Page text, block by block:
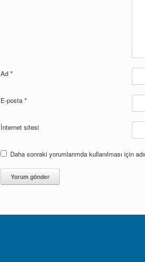
Ad *
E-posta *
İnternet sitesi
Daha sonraki yorumlarımda kullanılması için